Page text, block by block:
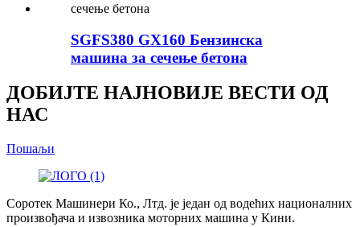
SGFS380 GX160 Бензинска
машина за сечење бетона
ДОБИЈТЕ НАЈНОВИЈЕ ВЕСТИ ОД
НАС
Пошаљи
Соротек Машинери Ко., Лтд. је један од водећих националних
произвођача и извозника моторних машина у Кини.